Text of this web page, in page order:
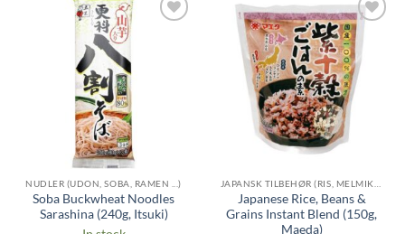
NUDLER (UDON, SOBA, RAMEN ...)
Soba Buckwheat Noodles
Sarashina (240g, Itsuki)
Legg til i
ønskeliste
Japanese Rice, Beans &
Grains Instant Blend (150g,
Maeda)